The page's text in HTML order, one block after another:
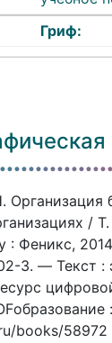
Гриф:
Организация
/
: Феникс,
3. — Текст :
books/58972